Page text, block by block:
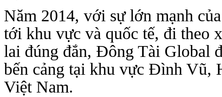
Năm 2014, với sự lớn mạnh
tới khu vực và quốc tế, đi theo
lai đúng đắn, Đông Tài Global
bến cảng tại khu vực Đình Vũ,
Việt Nam.